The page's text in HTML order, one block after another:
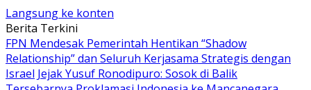
Langsung ke konten
Berita Terkini
FPN Mendesak Pemerintah Hentikan “Shadow
Relationship” dan Seluruh Kerjasama Strategis dengan
Israel Jejak Yusuf Ronodipuro: Sosok di Balik